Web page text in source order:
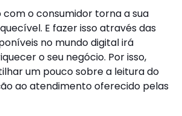
o consumidor torna a sua
E fazer isso através das
no mundo digital irá
o seu negócio. Por isso,
um pouco sobre a leitura do
ao atendimento oferecido pelas